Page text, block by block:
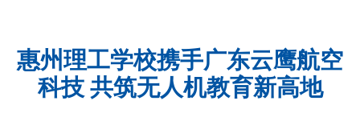
惠州理工学校携手广东云鹰航空
科技 共筑无人机教育新高地